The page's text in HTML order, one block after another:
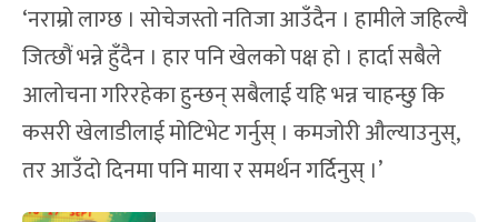
‘नराम्रो लाग्छ । सोचेजस्तो नतिजा आउँदैन । हामीले जहिल्यै
जित्छौं भन्ने हुँदैन । हार पनि खेलको पक्ष हो । हार्दा सबैले
आलोचना गरिरहेका हुन्छन् सबैलाई यहि भन्न चाहन्छु कि
कसरी खेलाडीलाई मोटिभेट गर्नुस् । कमजोरी औल्याउनुस्,
तर आउँदो दिनमा पनि माया र समर्थन गर्दिनुस् ।’